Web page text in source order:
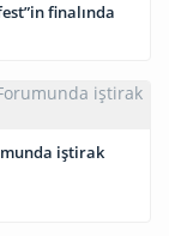
“Teknofest”in finalında
iştirak